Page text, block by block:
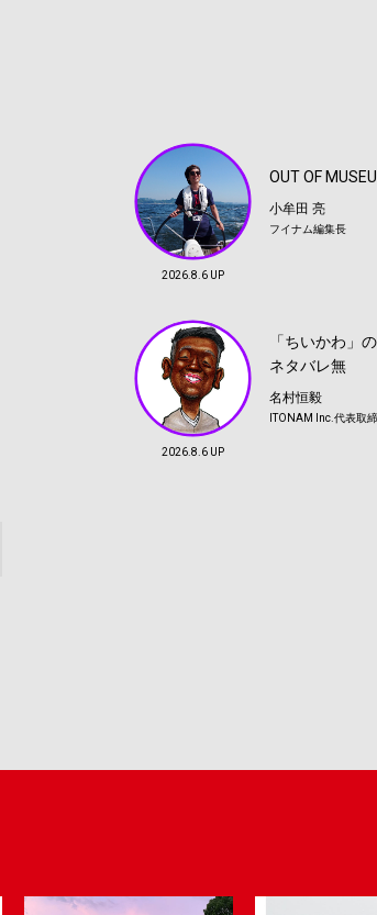
2026.8.6 UP
OUT OF
小牟田 亮
フイナム編集長
2026.8.6 UP
「ちいかわ
ネタバレ無
名村恒毅
ITONAM Inc.代表取